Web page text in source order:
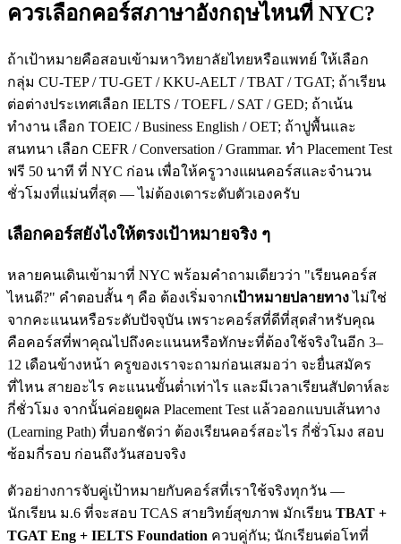
ควรเลือกคอร์สภาษาอังกฤษไหนที่ NYC?
ถ้าเป้าหมายคือสอบเข้ามหาวิทยาลัยไทยหรือแพทย์ ให้เลือก
กลุ่ม CU-TEP / TU-GET / KKU-AELT / TBAT / TGAT; ถ้าเรียน
ต่อต่างประเทศเลือก IELTS / TOEFL / SAT / GED; ถ้าเน้น
ทำงาน เลือก TOEIC / Business English / OET; ถ้าปูพื้นและ
สนทนา เลือก CEFR / Conversation / Grammar. ทำ Placement Test
ฟรี 50 นาที ที่ NYC ก่อน เพื่อให้ครูวางแผนคอร์สและจำนวน
ชั่วโมงที่แม่นที่สุด — ไม่ต้องเดาระดับตัวเองครับ
เลือกคอร์สยังไงให้ตรงเป้าหมายจริง ๆ
หลายคนเดินเข้ามาที่ NYC พร้อมคำถามเดียวว่า "เรียนคอร์ส
ไหนดี?" คำตอบสั้น ๆ คือ ต้องเริ่มจากเป้าหมายปลายทางไม่ใช่
จากคะแนนหรือระดับปัจจุบัน เพราะคอร์สที่ดีที่สุดสำหรับคุณ
คือคอร์สที่พาคุณไปถึงคะแนนหรือทักษะที่ต้องใช้จริงในอีก 3–
12 เดือนข้างหน้า ครูของเราจะถามก่อนเสมอว่า จะยื่นสมัคร
ที่ไหน สายอะไร คะแนนขั้นต่ำเท่าไร และมีเวลาเรียนสัปดาห์ละ
กี่ชั่วโมง จากนั้นค่อยดูผล Placement Test แล้วออกแบบเส้นทาง
(Learning Path) ที่บอกชัดว่า ต้องเรียนคอร์สอะไร กี่ชั่วโมง สอบ
ซ้อมกี่รอบ ก่อนถึงวันสอบจริง
ตัวอย่างการจับคู่เป้าหมายกับคอร์สที่เราใช้จริงทุกวัน —
นักเรียน ม.6 ที่จะสอบ TCAS สายวิทย์สุขภาพ มักเรียน TBAT +
TGAT Eng + IELTS Foundation ควบคู่กัน; นักเรียนต่อโทที่